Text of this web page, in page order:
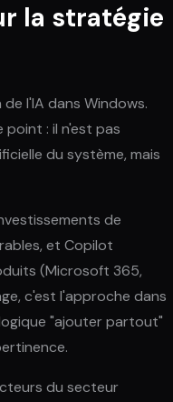
la stratégie
l'IA dans Windows.
: il n'est pas
du système, mais
de
et Copilot
(Microsoft 365,
c'est l'approche dans
"ajouter partout"
du secteur